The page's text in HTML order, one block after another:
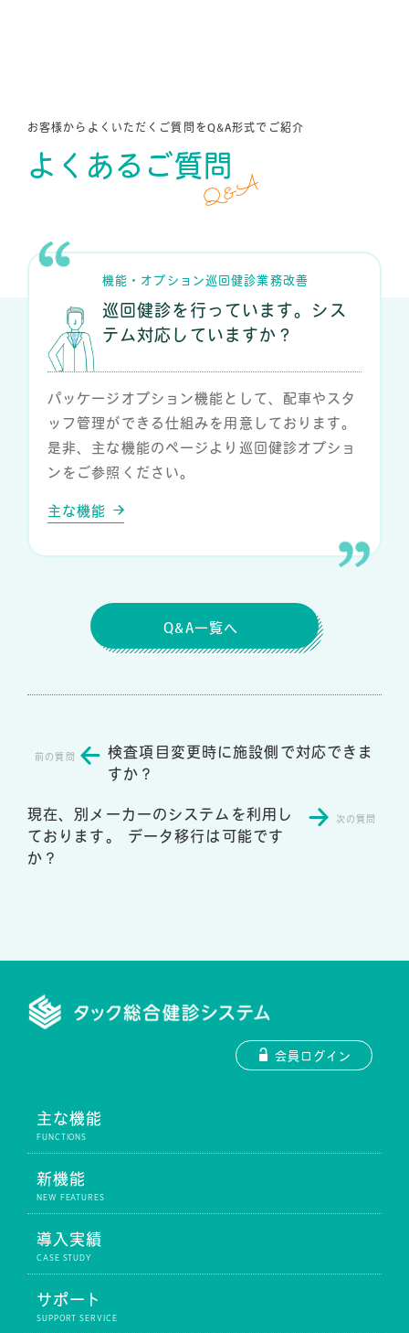
お客様からよくいただくご質問をQ&A形式でご紹介
よくあるご質問
Q&A
機能 ・ オプション巡回健診業務改善
巡回健診を行っています。シス
テム対応していますか？
パッケージオプション機能として、配車やスタ
ッフ管理ができる仕組みを用意しております。
是非、主な機能のページより巡回健診オプショ
ンをご参照ください。
主な機能
Q&A一覧へ
検査項目変更時に施設側で対応できま
すか？
現在、別メーカーのシステムを利用し
ております。 データ移行は可能です
か？
会員ログイン
主な機能
新機能
導入実績
サポート